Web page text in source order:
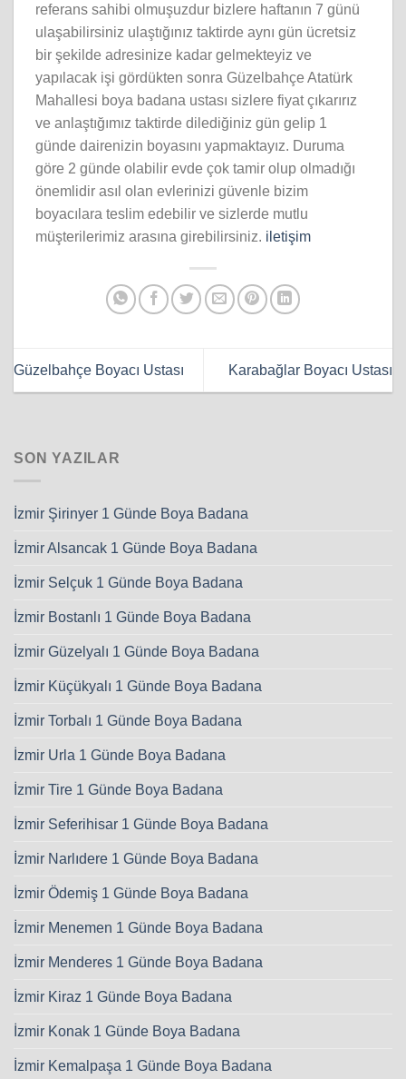
referans sahibi olmuşuzdur bizlere haftanın 7 günü
ulaşabilirsiniz ulaştığınız taktirde aynı gün ücretsiz
bir şekilde adresinize kadar gelmekteyiz ve
yapılacak işi gördükten sonra Güzelbahçe Atatürk
Mahallesi boya badana ustası sizlere fiyat çıkarırız
ve anlaştığımız taktirde dilediğiniz gün gelip 1
günde dairenizin boyasını yapmaktayız. Duruma
göre 2 günde olabilir evde çok tamir olup olmadığı
önemlidir asıl olan evlerinizi güvenle bizim
boyacılara teslim edebilir ve sizlerde mutlu
müşterilerimiz arasına girebilirsiniz. iletişim
Güzelbahçe Boyacı Ustası Karabağlar Boyacı Ustası
SON YAZILAR
İzmir Şirinyer 1 Günde Boya Badana
İzmir Alsancak 1 Günde Boya Badana
İzmir Selçuk 1 Günde Boya Badana
İzmir Bostanlı 1 Günde Boya Badana
İzmir Güzelyalı 1 Günde Boya Badana
İzmir Küçükyalı 1 Günde Boya Badana
İzmir Torbalı 1 Günde Boya Badana
İzmir Urla 1 Günde Boya Badana
İzmir Tire 1 Günde Boya Badana
İzmir Seferihisar 1 Günde Boya Badana
İzmir Narlıdere 1 Günde Boya Badana
İzmir Ödemiş 1 Günde Boya Badana
İzmir Menemen 1 Günde Boya Badana
İzmir Menderes 1 Günde Boya Badana
İzmir Kiraz 1 Günde Boya Badana
İzmir Konak 1 Günde Boya Badana
İzmir Kemalpaşa 1 Günde Boya Badana